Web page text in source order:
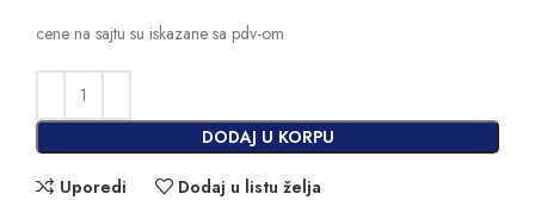
cene na sajtu su iskazane sa pdv-om
DODAJ U KORPU
Uporedi Dodaj u listu želja